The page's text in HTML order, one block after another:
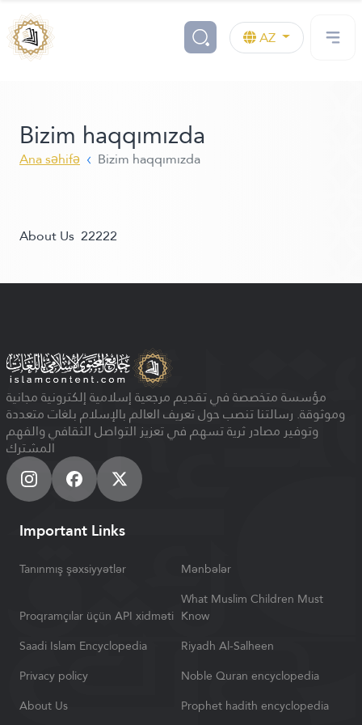
AZ
Bizim haqqımızda
Ana səhifə Bizim haqqımızda
About Us 22222
مؤسسة متخصصة في تقديم مرجعية إسلامية إلكترونية مجانية
وموثوقة. رسالتنا تنصب حول تعريف العالم بالإسلام بلغات متعددة
وتوفير مصادر ثرية تسهم في تعزيز التواصل الثقافي والفهم
المشترك
Important Links
Tanınmış şəxsiyyətlər Mənbələr
Proqramçılar üçün API xidməti
What Muslim Children Must
Know
Saadi Islam Encyclopedia
Riyadh Al-Salheen
Privacy policy
Noble Quran encyclopedia
About Us
Prophet hadith encyclopedia